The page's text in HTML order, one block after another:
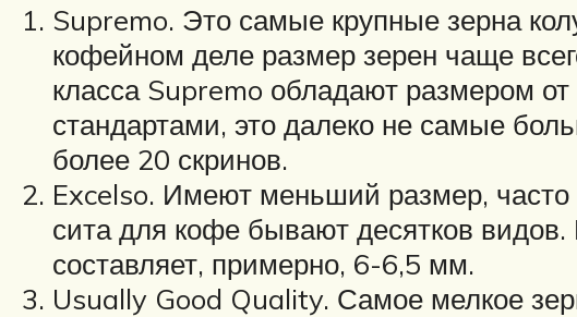
Supremo. Это самые крупные зерна
кофейном деле размер зерен чаще
класса Supremo обладают размером
стандартами, это далеко не самые
более 20 скринов.
Excelso. Имеют меньший размер, часто
сита для кофе бывают десятков
составляет, примерно, 6-6,5 мм.
Usually Good Quality. Самое мелкое